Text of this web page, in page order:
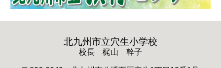
北九州市立穴生小学校
校長 梶山 幹子